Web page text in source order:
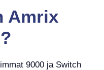
Amrix
9000 ja Switch